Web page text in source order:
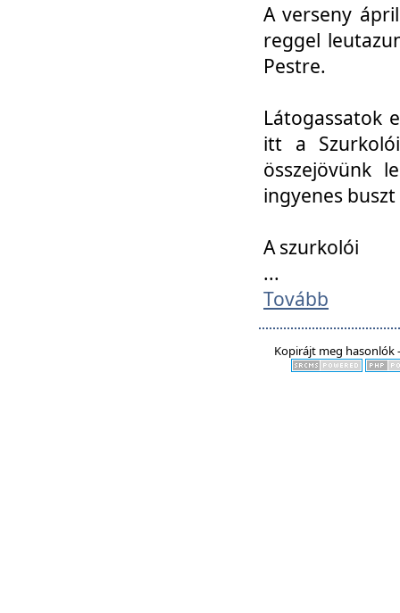
A verseny
reggel
Pestre.
Látogassatok
itt a
összejövünk
ingyenes
A szurkolói
...
Tovább
Kopirájt meg hasonlók